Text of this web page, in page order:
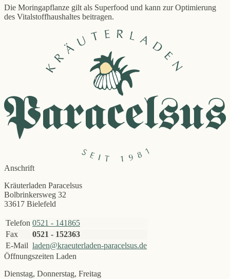
Die Moringapflanze gilt als Superfood und kann zur Optimierung
des Vitalstoffhaushaltes beitragen.
Anschrift
Kräuterladen Paracelsus
Bolbrinkersweg 32
33617 Bielefeld
Telefon 0521 - 141865
Fax
0521 - 152363
E-Mail laden@kraeuterladen-paracelsus.de
Öffnungszeiten Laden
Dienstag, Donnerstag, Freitag